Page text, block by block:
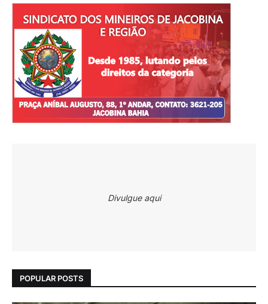
Divulgue aqui
POPULAR POSTS